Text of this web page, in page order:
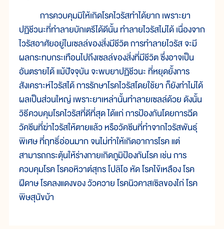
การควบคุมมิให้เกิดโรคไวรัสทำได้ยาก เพราะยา
ปฏิชีวนะที่ทำลายบักเตรีได้ดีนั้น ทำลายไวรัสไม่ได้ เนื่องจาก
ไวรัสอาศัยอยู่ในเซลล์ของสิ่งมีชีวิต การทำลายไวรัส จะมี
ผลกระทบกระเทือนไปถึงเซลล์ของสิ่งที่มีชีวิต ซึ่งอาจเป็น
อันตรายได้ แม้ปัจจุบัน จะพบยาปฏิชีวนะ ที่หยุดยั้งการ
สังเคราะห์ไวรัสได้ การรักษาโรคไวรัสโดยใช้ยา ก็ยังทำไม่ได้
ผลเป็นส่วนใหญ่ เพราะยาเหล่านั้นทำลายเซลล์ด้วย ดังนั้น
วิธีควบคุมโรคไวรัสที่ดีที่สุด ได้แก่ การป้องกันโดยการฉีด
วัคซีนที่ฆ่าไวรัสให้ตายแล้ว หรือวัคซีนที่ทำจากไวรัสพันธุ์
พิเศษ ที่ฤทธิ์อ่อนมาก จนไม่ทำให้เกิดอาการโรค แต่
สามารถกระตุ้นให้ร่างกายเกิดภูมิป้องกันโรค เช่น การ
ควบคุมโรค โรคอหิวาต์สุกร โปลิโอ หัด โรคไข้เหลือง โรค
ฝีดาษ โรคลงแดงของ วัวควาย โรคนิวคาสเซิลของไก่ โรค
พิษสุนัขบ้า